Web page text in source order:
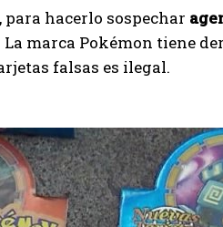
para hacerlo sospechar
marca Pokémon tiene
falsas es ilegal.